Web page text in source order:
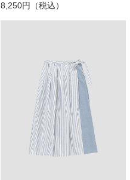
8,250円（税込）